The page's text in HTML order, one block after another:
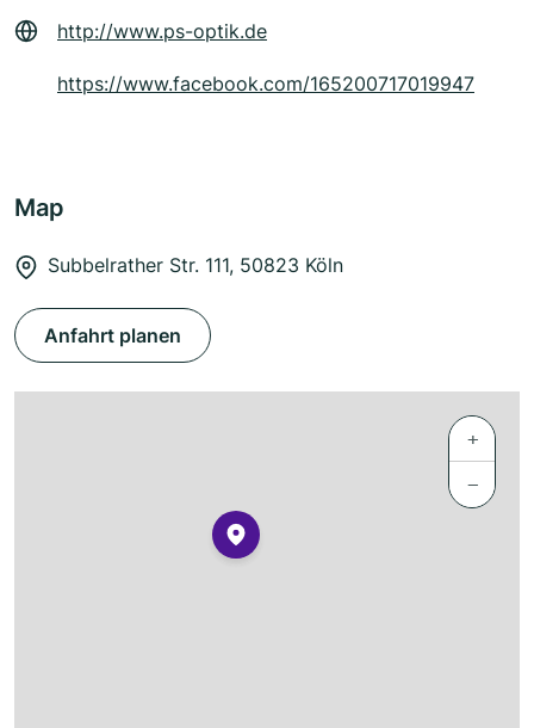
http://www.ps-optik.de
https://www.facebook.com/165200717019947
Map
Subbelrather Str. 111, 50823 Köln
Anfahrt planen
+
−